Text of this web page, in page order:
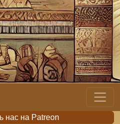
нас на Patreon